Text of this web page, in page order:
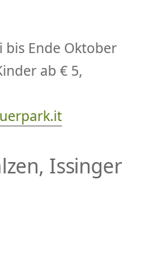
Ende Oktober
ab € 5,
Issinger